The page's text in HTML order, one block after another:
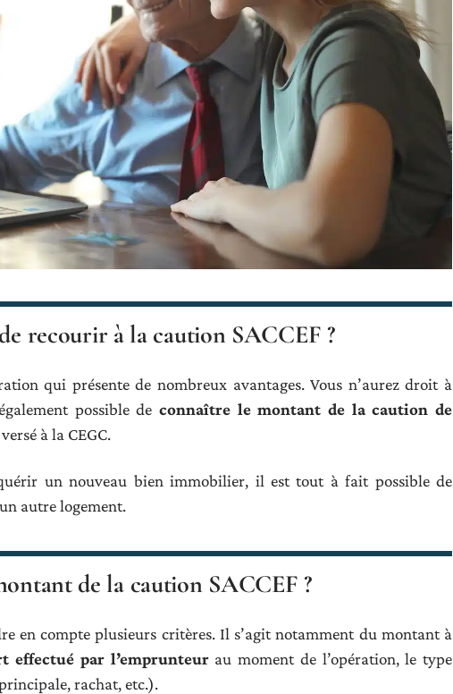
recourir à la caution SACCEF ?
qui présente de nombreux avantages. Vous n’aurez droit à
possible de connaître le montant de la caution de
à la CEGC.
un nouveau bien immobilier, il est tout à fait possible de
autre logement.
de la caution SACCEF ?
en compte plusieurs critères. Il s’agit notamment du montant à
effectué par l’emprunteurau moment de l’opération, le type
rachat, etc.).